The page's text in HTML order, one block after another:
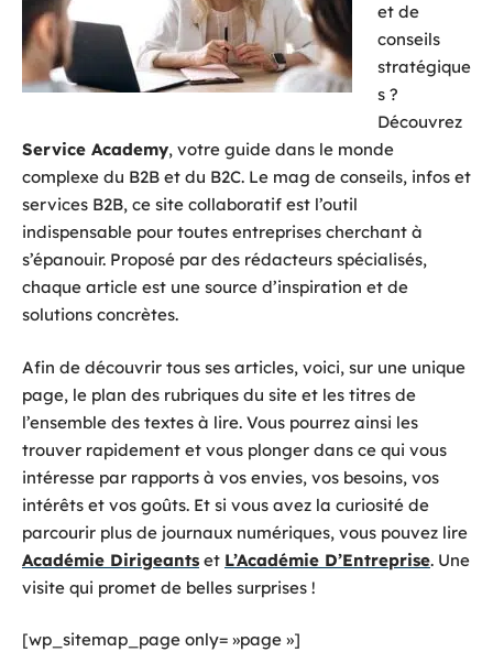
et de
conseils
stratégique
s ?
Découvrez
Service Academy, votre guide dans le monde
complexe du B2B et du B2C. Le mag de conseils, infos et
services B2B, ce site collaboratif est l’outil
indispensable pour toutes entreprises cherchant à
s’épanouir. Proposé par des rédacteurs spécialisés,
chaque article est une source d’inspiration et de
solutions concrètes.
Afin de découvrir tous ses articles, voici, sur une unique
page, le plan des rubriques du site et les titres de
l’ensemble des textes à lire. Vous pourrez ainsi les
trouver rapidement et vous plonger dans ce qui vous
intéresse par rapports à vos envies, vos besoins, vos
intérêts et vos goûts. Et si vous avez la curiosité de
parcourir plus de journaux numériques, vous pouvez lire
Académie Dirigeants et L’Académie D’Entreprise. Une
visite qui promet de belles surprises !
[wp_sitemap_page only= »page »]